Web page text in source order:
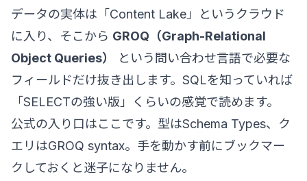
データの実体は「Content Lake」というクラウド
に入り、そこから GROQ（Graph-Relational
Object Queries）
という問い合わせ言語で必要な
フィールドだけ抜き出します。SQLを知っていれば
「SELECTの強い版」くらいの感覚で読めます。
公式の入り口はここです。型はSchema Types、ク
エリはGROQ syntax。手を動かす前にブックマー
クしておくと迷子になりません。